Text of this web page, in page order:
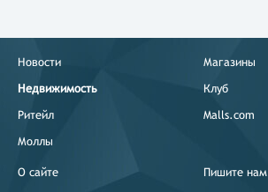
Новости
Недвижимость
Ритейл
Моллы
Магазины
Клуб
Malls.com
О сайте Пишите нам